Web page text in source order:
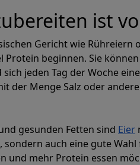
ist
Gericht wie Rühreiern
Protein beginnen. Sie
jeden Tag der Woche
der Menge Salz oder
gesunden Fetten sind Eier
sondern auch eine gute
und mehr Protein essen